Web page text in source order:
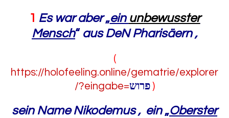
1 Es war aber„ein unbewusster
Mensch“ aus DeN Pharisäern ,
(
https://holofeeling.online/gematrie/explorer
/?eingabe=פרוש )
sein Name Nikodemus , ein „Oberster